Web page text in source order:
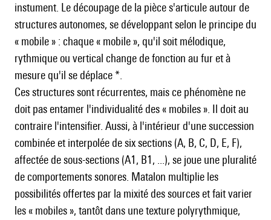
instument. Le découpage de la pièce s'articule autour de
structures autonomes, se développant selon le principe du
« mobile » : chaque « mobile », qu'il soit mélodique,
rythmique ou vertical change de fonction au fur et à
mesure qu'il se déplace *.
Ces structures sont récurrentes, mais ce phénomène ne
doit pas entamer l'individualité des « mobiles ». Il doit au
contraire l'intensifier. Aussi, à l'intérieur d'une succession
combinée et interpolée de six sections (A, B, C, D, E, F),
affectée de sous-sections (A1, B1, ...), se joue une pluralité
de comportements sonores. Matalon multiplie les
possibilités offertes par la mixité des sources et fait varier
les « mobiles », tantôt dans une texture polyrythmique,